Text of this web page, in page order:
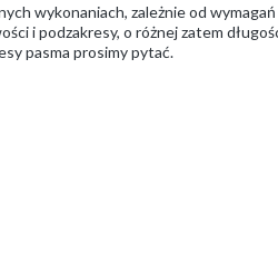
wykonaniach, zależnie od
i podzakresy, o różnej zatem
pasma prosimy pytać.